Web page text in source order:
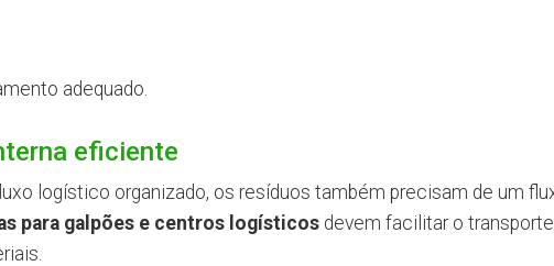
adequado.
eficiente
logístico organizado, os resíduos também precisam de um
para galpões e centros logísticos devem facilitar o